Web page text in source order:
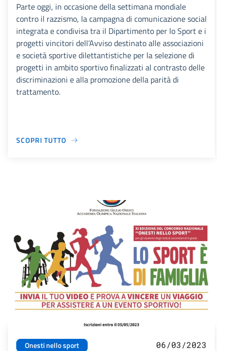
Parte oggi, in occasione della settimana mondiale
contro il razzismo, la campagna di comunicazione social
integrata e condivisa tra il Dipartimento per lo Sport e i
progetti vincitori dell’Avviso destinato alle associazioni
e società sportive dilettantistiche per la selezione di
progetti in ambito sportivo finalizzati al contrasto delle
discriminazioni e alla promozione della parità di
trattamento.
SCOPRI TUTTO
Onesti nello sport 06/03/2023